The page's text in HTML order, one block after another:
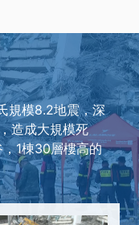
規模8.2地震，深
造成大規模死
1棟30層樓高的